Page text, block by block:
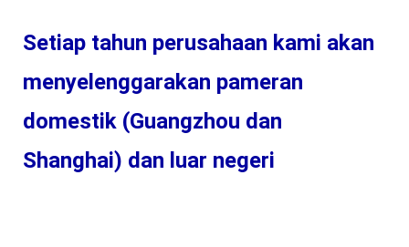
Setiap tahun perusahaan kami akan
menyelenggarakan pameran
domestik (Guangzhou dan
Shanghai) dan luar negeri